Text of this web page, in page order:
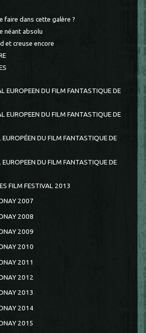
faire dans cette galère ?
néant absolu
et creuse encore
EUROPEEN DU FILM FANTASTIQUE DE
EUROPEEN DU FILM FANTASTIQUE DE
DU FILM FANTASTIQUE DE
DU FILM FANTASTIQUE DE
FILM FESTIVAL 2013
2007
2008
2009
2010
2011
2012
2013
2014
2015